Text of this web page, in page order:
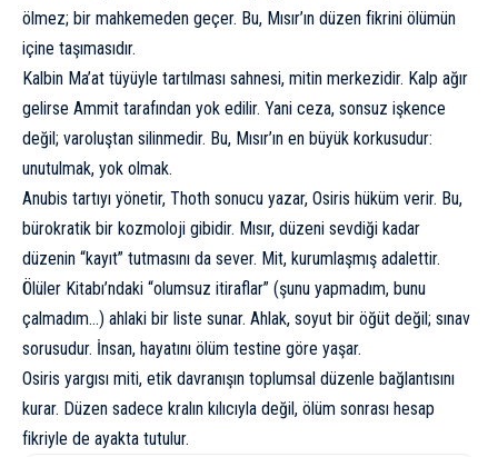
ölmez; bir mahkemeden geçer. Bu, Mısır’ın düzen fikrini ölümün
içine taşımasıdır.
Kalbin Ma’at tüyüyle tartılması sahnesi, mitin merkezidir. Kalp ağır
gelirse Ammit tarafından yok edilir. Yani ceza, sonsuz işkence
değil; varoluştan silinmedir. Bu, Mısır’ın en büyük korkusudur:
unutulmak, yok olmak.
Anubis tartıyı yönetir, Thoth sonucu yazar, Osiris hüküm verir. Bu,
bürokratik bir kozmoloji gibidir. Mısır, düzeni sevdiği kadar
düzenin “kayıt” tutmasını da sever. Mit, kurumlaşmış adalettir.
Ölüler Kitabı’ndaki “olumsuz itiraflar” (şunu yapmadım, bunu
çalmadım…) ahlaki bir liste sunar. Ahlak, soyut bir öğüt değil; sınav
sorusudur. İnsan, hayatını ölüm testine göre yaşar.
Osiris yargısı miti, etik davranışın toplumsal düzenle bağlantısını
kurar. Düzen sadece kralın kılıcıyla değil, ölüm sonrası hesap
fikriyle de ayakta tutulur.